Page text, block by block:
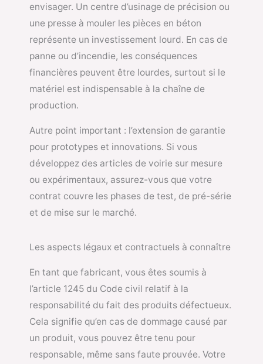
envisager. Un centre d’usinage de précision ou
une presse à mouler les pièces en béton
représente un investissement lourd. En cas de
panne ou d’incendie, les conséquences
financières peuvent être lourdes, surtout si le
matériel est indispensable à la chaîne de
production.
Autre point important : l’extension de garantie
pour prototypes et innovations. Si vous
développez des articles de voirie sur mesure
ou expérimentaux, assurez-vous que votre
contrat couvre les phases de test, de pré-série
et de mise sur le marché.
Les aspects légaux et contractuels à connaître
En tant que fabricant, vous êtes soumis à
l’article 1245 du Code civil relatif à la
responsabilité du fait des produits défectueux.
Cela signifie qu’en cas de dommage causé par
un produit, vous pouvez être tenu pour
responsable, même sans faute prouvée. Votre